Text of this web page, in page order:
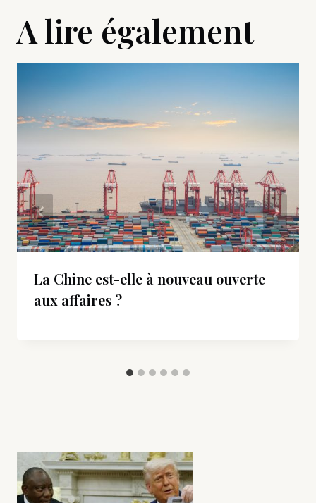
A lire également
La Chine est-elle à nouveau ouverte
aux affaires ?